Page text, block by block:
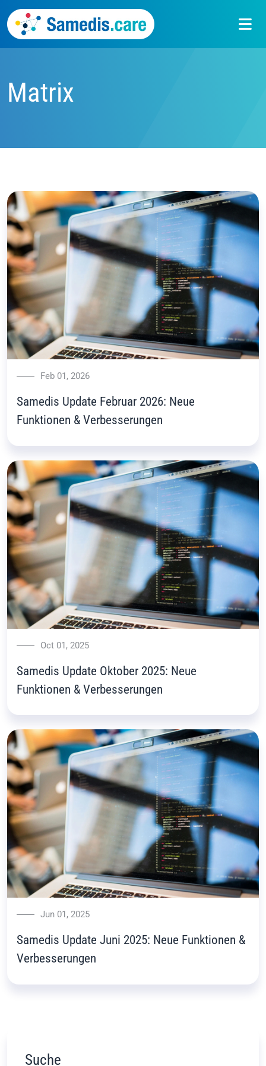
Matrix
Feb 01, 2026
Samedis Update Februar 2026: Neue
Funktionen & Verbesserungen
Oct 01, 2025
Samedis Update Oktober 2025: Neue
Funktionen & Verbesserungen
Jun 01, 2025
Samedis Update Juni 2025: Neue Funktionen &
Verbesserungen
Suche